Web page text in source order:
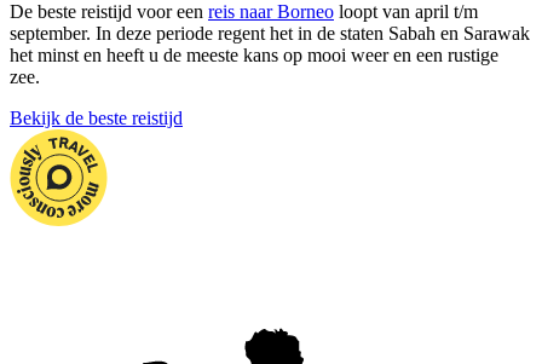
De beste reistijd voor een reis naar Borneo loopt van april t/m
september. In deze periode regent het in de staten Sabah en Sarawak
het minst en heeft u de meeste kans op mooi weer en een rustige
zee.
Bekijk de beste reistijd